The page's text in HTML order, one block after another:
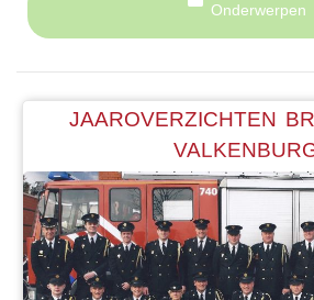
Onderwerpen
JAAROVERZICHTEN